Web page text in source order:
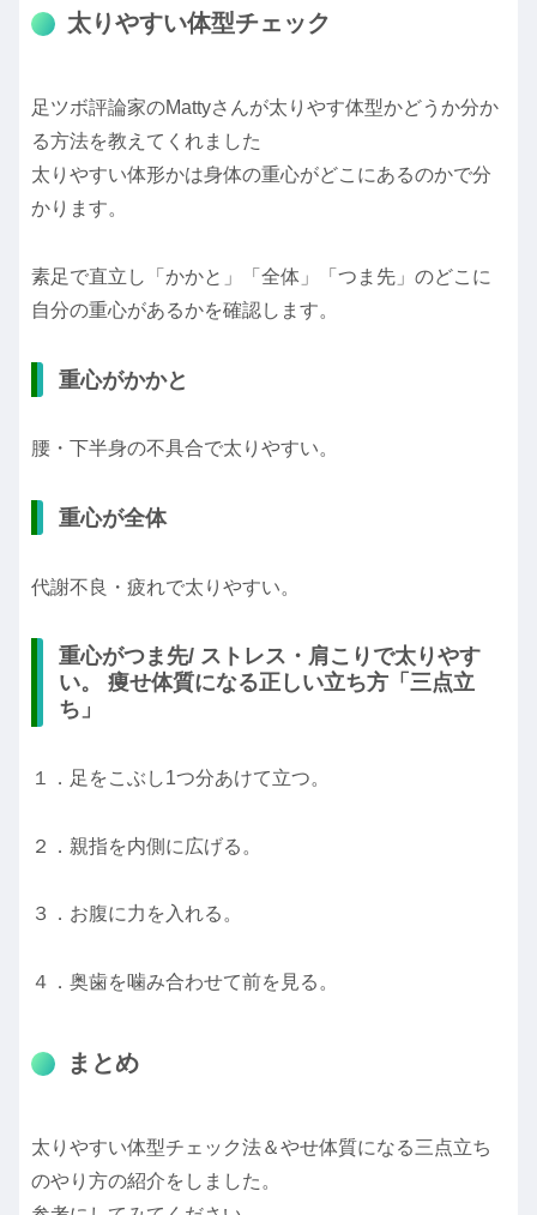
太りやすい体型チェック
足ツボ評論家のMattyさんが太りやす体型かどうか分か
る方法を教えてくれました
太りやすい体形かは身体の重心がどこにあるのかで分
かります。
素足で直立し「かかと」「全体」「つま先」のどこに
自分の重心があるかを確認します。
重心がかかと
腰・下半身の不具合で太りやすい。
重心が全体
代謝不良・疲れで太りやすい。
重心がつま先/ ストレス・肩こりで太りやす
い。 痩せ体質になる正しい立ち方「三点立
ち」
１．足をこぶし1つ分あけて立つ。
２．親指を内側に広げる。
３．お腹に力を入れる。
４．奥歯を噛み合わせて前を見る。
まとめ
太りやすい体型チェック法＆やせ体質になる三点立ち
のやり方の紹介をしました。